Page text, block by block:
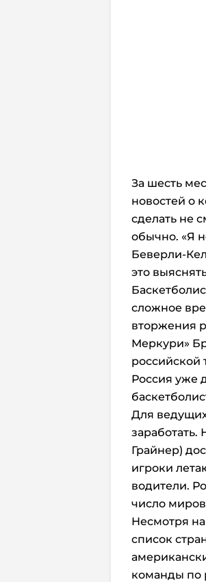
За шесть
новостей о
сделать не
обычно. «Я
Беверли-
это
сложное
вторжения
Меркури»
российской
Россия уже
Для
заработать.
Грайнер)
игроки
водители.
число
Несмотря
список
команды по